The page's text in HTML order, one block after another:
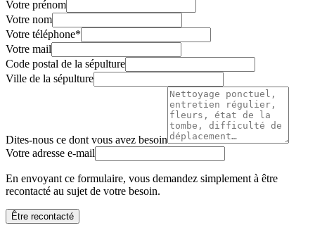
Votre prénom
Votre nom
Votre téléphone*
Votre mail
Code postal de la sépulture
Ville de la sépulture
Dites-nous ce dont vous avez besoin
Votre adresse e-mail
En envoyant ce formulaire, vous demandez simplement à être
recontacté au sujet de votre besoin.
Être recontacté